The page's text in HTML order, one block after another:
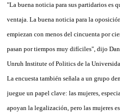
"La buena noticia para sus partidarios es
ventaja. La buena noticia para la
empiezan con menos del cincuenta por
pasan por tiempos muy difíciles", dijo Dan
Unruh Institute of Politics de la
La encuesta también señala a un grupo
juegue un papel clave: las mujeres,
apoyan la legalización, pero las mujeres